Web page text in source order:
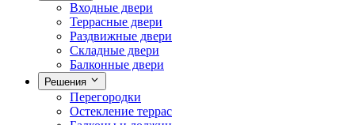
Входные двери
Террасные двери
Раздвижные двери
Складные двери
Балконные двери
Решения
Перегородки
Остекление террас